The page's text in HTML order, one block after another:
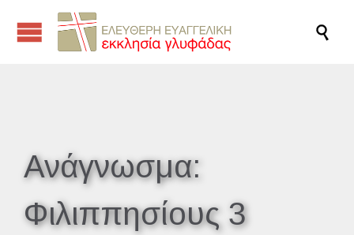

Ανάγνωσμα:
Φιλιππησίους 3